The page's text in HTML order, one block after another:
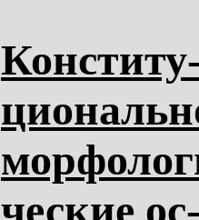
чес­кие ос­